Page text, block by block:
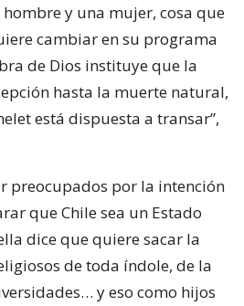
y una mujer, cosa que
cambiar en su programa
de Dios instituye que la
hasta la muerte natural,
está dispuesta a transar”,
preocupados por la intención
que Chile sea un Estado
dice que quiere sacar la
de toda índole, de la
y eso como hijos